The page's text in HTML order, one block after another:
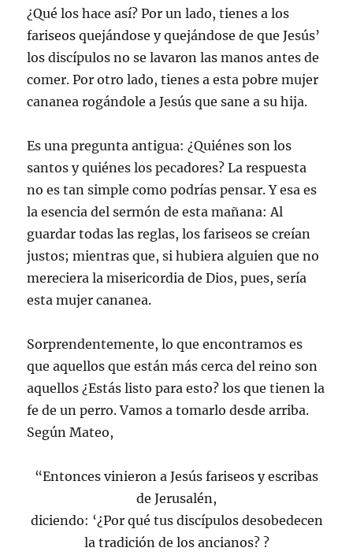
¿Qué los hace así? Por un lado, tienes a los
fariseos quejándose y quejándose de que Jesús’
los discípulos no se lavaron las manos antes de
comer. Por otro lado, tienes a esta pobre mujer
cananea rogándole a Jesús que sane a su hija.
Es una pregunta antigua: ¿Quiénes son los
santos y quiénes los pecadores? La respuesta
no es tan simple como podrías pensar. Y esa es
la esencia del sermón de esta mañana: Al
guardar todas las reglas, los fariseos se creían
justos; mientras que, si hubiera alguien que no
mereciera la misericordia de Dios, pues, sería
esta mujer cananea.
Sorprendentemente, lo que encontramos es
que aquellos que están más cerca del reino son
aquellos ¿Estás listo para esto? los que tienen la
fe de un perro. Vamos a tomarlo desde arriba.
Según Mateo,
“Entonces vinieron a Jesús fariseos y escribas
de Jerusalén,
diciendo: ‘¿Por qué tus discípulos desobedecen
la tradición de los ancianos? ?